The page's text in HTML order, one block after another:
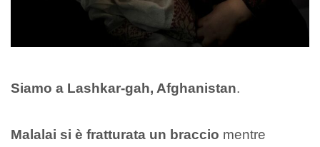
Siamo a Lashkar-gah, Afghanistan.
Malalai si è fratturata un braccio mentre